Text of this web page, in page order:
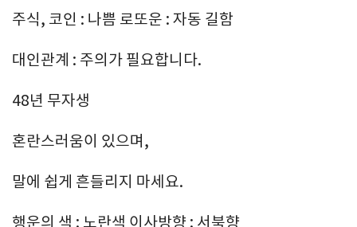
주식, 코인 : 나쁨 로또운 : 자동 길함
대인관계 : 주의가 필요합니다.
48년 무자생
혼란스러움이 있으며,
말에 쉽게 흔들리지 마세요.
행운의 색 : 노란색 이사방향 : 서북향